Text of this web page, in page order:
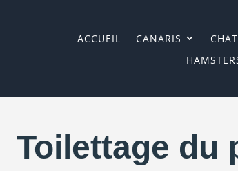
ACCUEIL CANARIS
Toilettage du